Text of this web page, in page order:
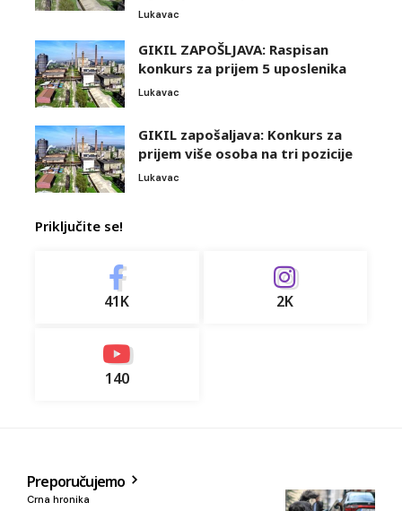
Lukavac
GIKIL ZAPOŠLJAVA: Raspisan
konkurs za prijem 5 uposlenika
Lukavac
GIKIL zapošaljava: Konkurs za
prijem više osoba na tri pozicije
Lukavac
Priključite se!
41K 2K
140
Preporučujemo
Crna hronika